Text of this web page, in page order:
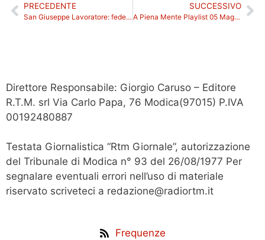
PRECEDENTE
San Giuseppe Lavoratore: fede, comunità e tradizione nella Contrada Zappulla
SUCCESSIVO
A Piena Mente Playlist 05 Maggio 2026
Direttore Responsabile: Giorgio Caruso – Editore
R.T.M. srl Via Carlo Papa, 76 Modica(97015) P.IVA
00192480887
Testata Giornalistica “Rtm Giornale”, autorizzazione
del Tribunale di Modica n° 93 del 26/08/1977 Per
segnalare eventuali errori nell’uso di materiale
riservato scriveteci a redazione@radiortm.it
Frequenze